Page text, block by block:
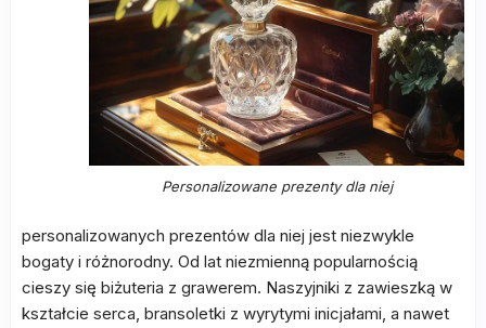
Personalizowane prezenty dla niej
personalizowanych prezentów dla niej jest niezwykle
bogaty i różnorodny. Od lat niezmienną popularnością
cieszy się biżuteria z grawerem. Naszyjniki z zawieszką w
kształcie serca, bransoletki z wyrytymi inicjałami, a nawet